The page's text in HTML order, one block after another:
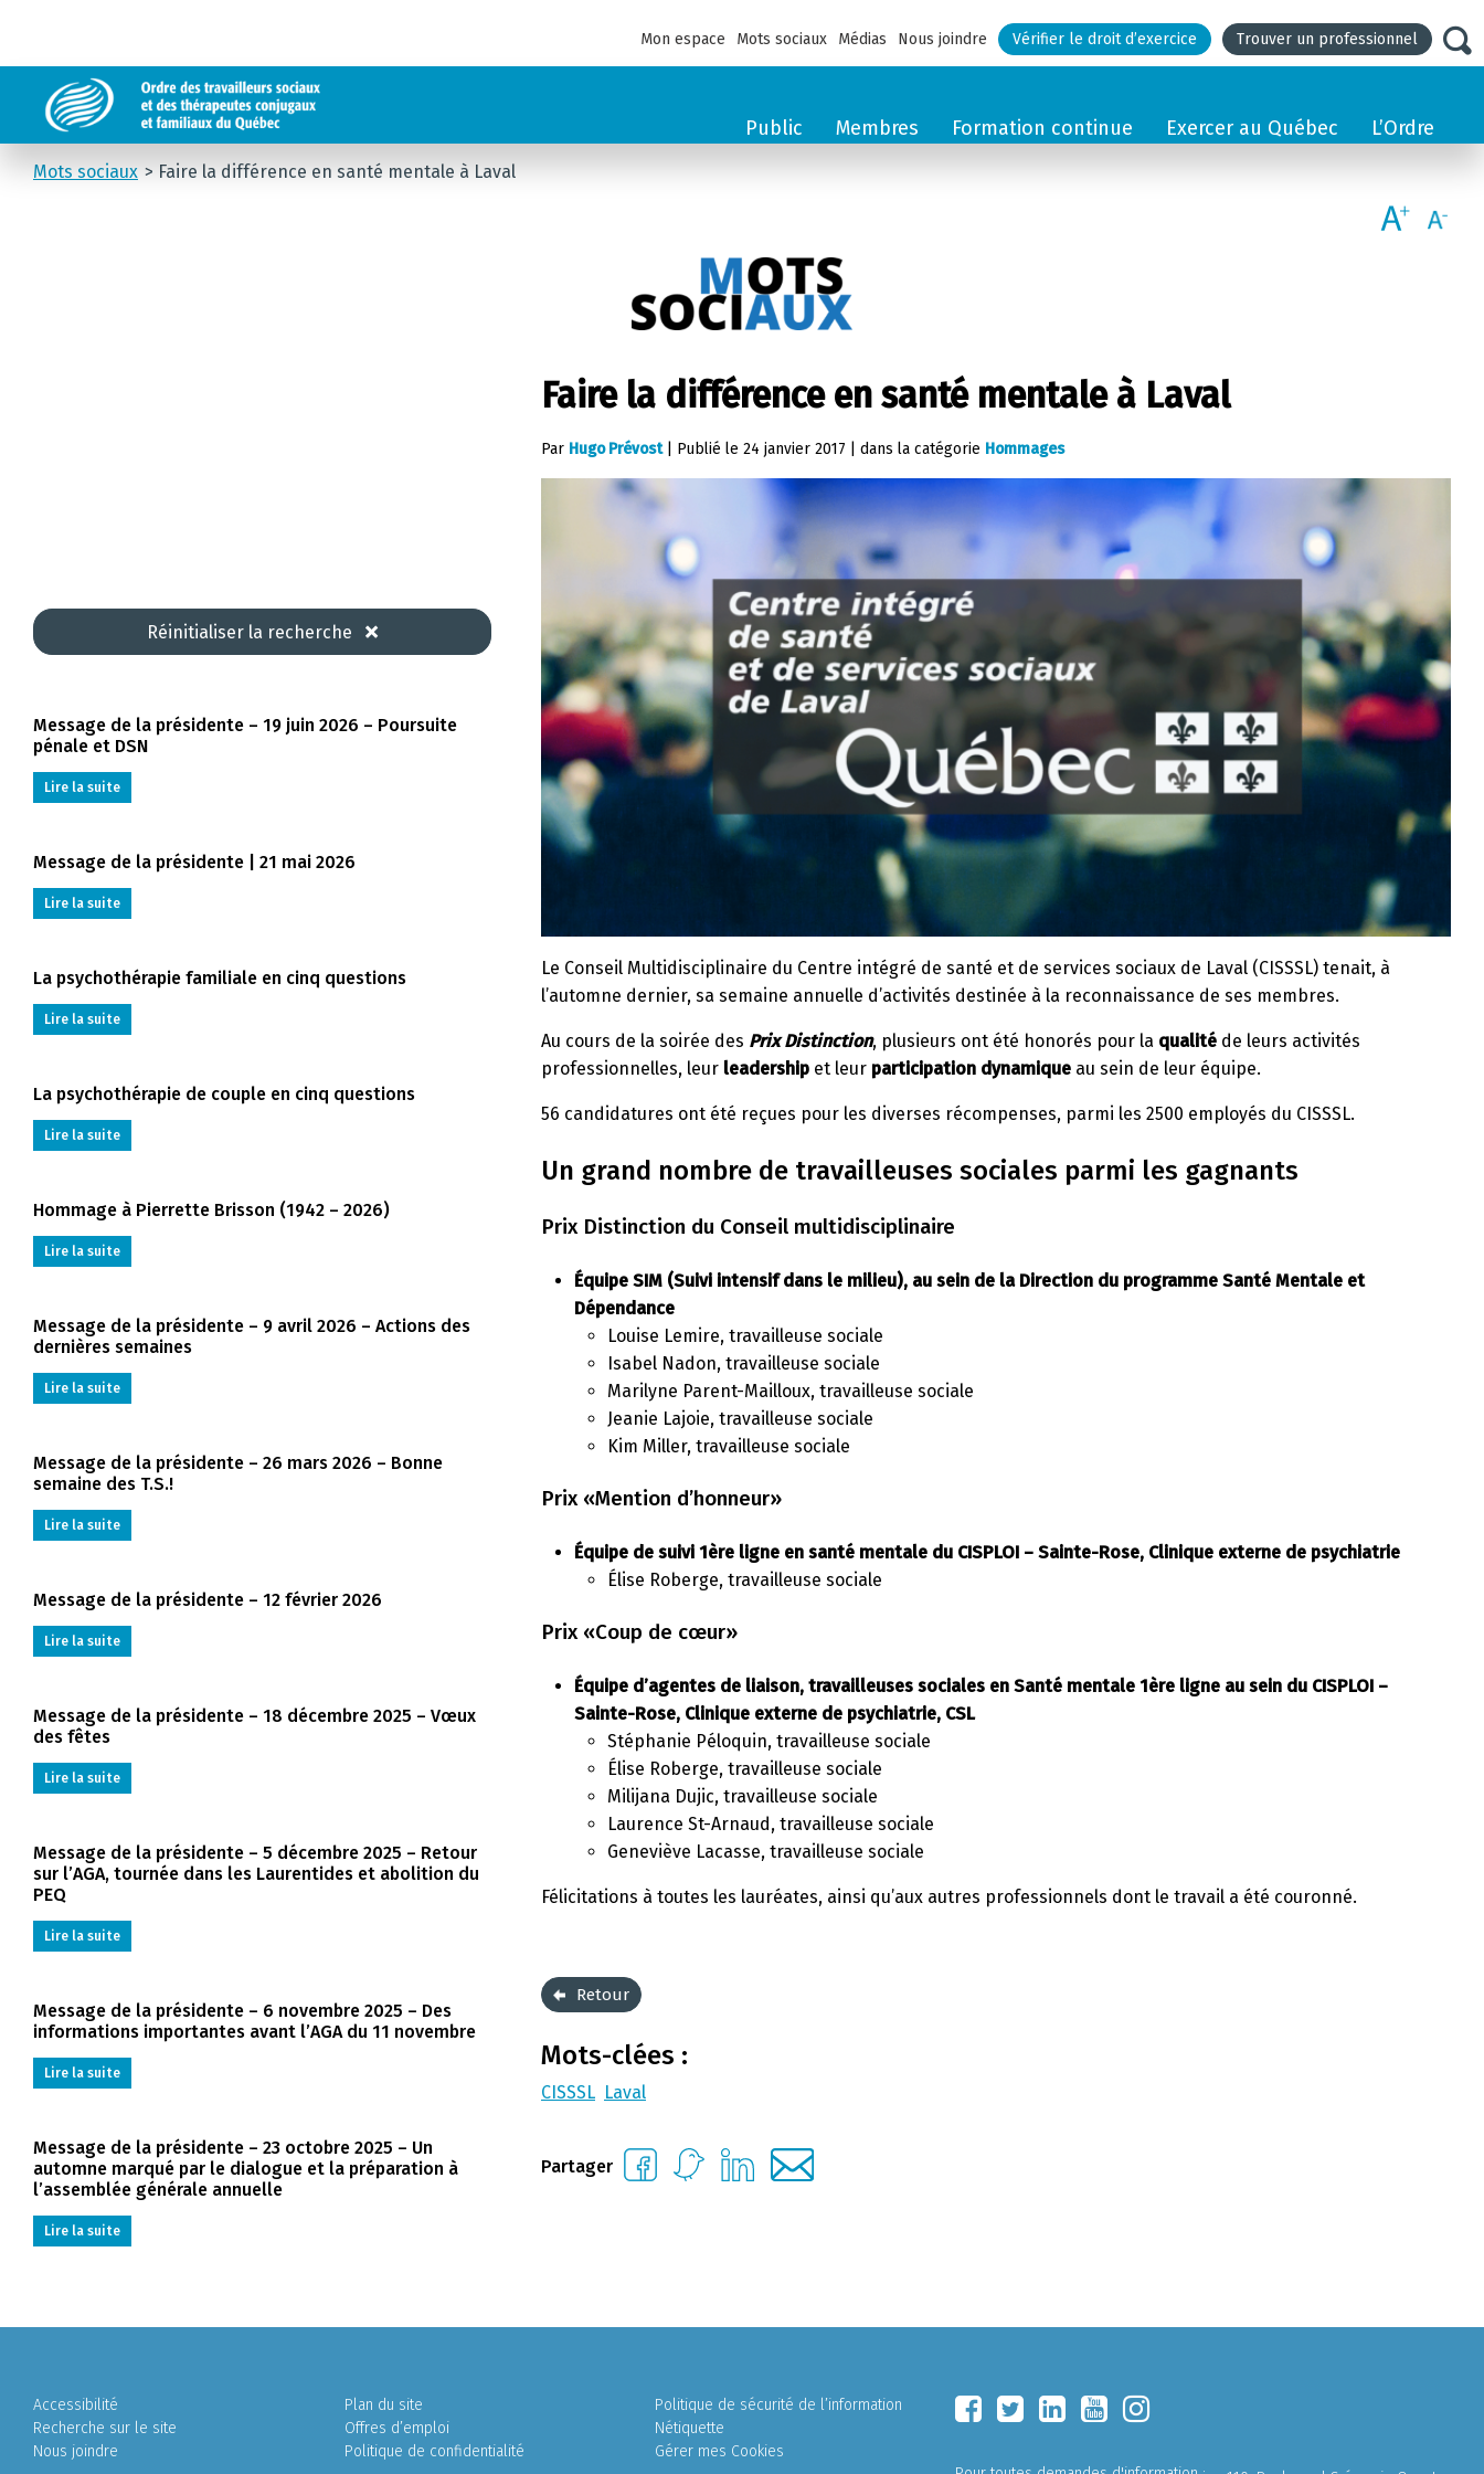
Mon espace Mots sociaux Médias Nous joindre Vérifier le droit d’exercice Trouver un professionnel
Public Membres Formation continue Exercer au Québec L’Ordre
Mots sociaux Faire la différence en santé mentale à Laval
Faire la différence en santé mentale à Laval
Par Hugo Prévost| Publié le 24 janvier 2017 dans la catégorie Hommages
Le Conseil Multidisciplinaire du Centre intégré de santé et de services sociaux de Laval (CISSSL) tenait, à
l’automne dernier, sa semaine annuelle d’activités destinée à la reconnaissance de ses membres.
Au cours de la soirée des Prix Distinction, plusieurs ont été honorés pour la qualité de leurs activités
professionnelles, leur leadership et leur participation dynamique au sein de leur équipe.
56 candidatures ont été reçues pour les diverses récompenses, parmi les 2500 employés du CISSSL.
Un grand nombre de travailleuses sociales parmi les gagnants
Prix Distinction du Conseil multidisciplinaire
Équipe SIM (Suivi intensif dans le milieu), au sein de la Direction du programme Santé Mentale et
Dépendance
Louise Lemire, travailleuse sociale
Isabel Nadon, travailleuse sociale
Marilyne Parent-Mailloux, travailleuse sociale
Jeanie Lajoie, travailleuse sociale
Kim Miller, travailleuse sociale
Prix «Mention d’honneur»
Équipe de suivi 1ère ligne en santé mentale du CISPLOI – Sainte-Rose, Clinique externe de psychiatrie
Élise Roberge, travailleuse sociale
Prix «Coup de cœur»
Équipe d’agentes de liaison, travailleuses sociales en Santé mentale 1ère ligne au sein du CISPLOI –
Sainte-Rose, Clinique externe de psychiatrie, CSL
Stéphanie Péloquin, travailleuse sociale
Élise Roberge, travailleuse sociale
Milijana Dujic, travailleuse sociale
Laurence St-Arnaud, travailleuse sociale
Geneviève Lacasse, travailleuse sociale
Félicitations à toutes les lauréates, ainsi qu’aux autres professionnels dont le travail a été couronné.
Retour
Mots-clées :
CISSSL Laval
Partager
Réinitialiser la recherche
Message de la présidente – 19 juin 2026 – Poursuite
pénale et DSN
Lire la suite
Message de la présidente | 21 mai 2026
Lire la suite
La psychothérapie familiale en cinq questions
Lire la suite
La psychothérapie de couple en cinq questions
Lire la suite
Hommage à Pierrette Brisson (1942 – 2026)
Lire la suite
Message de la présidente – 9 avril 2026 – Actions des
dernières semaines
Lire la suite
Message de la présidente – 26 mars 2026 – Bonne
semaine des T.S.!
Lire la suite
Message de la présidente – 12 février 2026
Lire la suite
Message de la présidente – 18 décembre 2025 – Vœux
des fêtes
Lire la suite
Message de la présidente – 5 décembre 2025 – Retour
sur l’AGA, tournée dans les Laurentides et abolition du
PEQ
Lire la suite
Message de la présidente – 6 novembre 2025 – Des
informations importantes avant l’AGA du 11 novembre
Lire la suite
Message de la présidente – 23 octobre 2025 – Un
automne marqué par le dialogue et la préparation à
l’assemblée générale annuelle
Lire la suite
Accessibilité
Recherche sur le site
Nous joindre
Plan du site
Offres d’emploi
Politique de confidentialité
Politique de sécurité de l’information
Nétiquette
Gérer mes Cookies